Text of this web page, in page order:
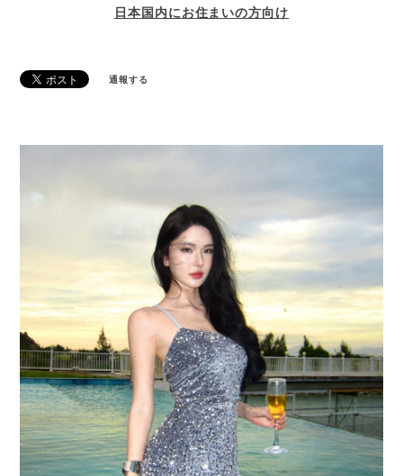
日本国内にお住まいの方向け
通報する